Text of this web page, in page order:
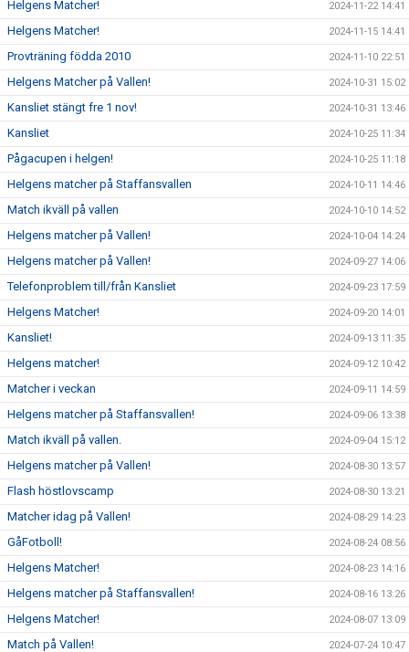
Helgens Matcher! 2024-11-22 14:41
Helgens Matcher! 2024-11-15 14:41
Provträning födda 2010 2024-11-10 22:51
Helgens Matcher på Vallen! 2024-10-31 15:02
Kansliet stängt fre 1 nov! 2024-10-31 13:46
Kansliet 2024-10-25 11:34
Pågacupen i helgen! 2024-10-25 11:18
Helgens matcher på Staffansvallen 2024-10-11 14:46
Match ikväll på vallen 2024-10-10 14:52
Helgens matcher på Vallen! 2024-10-04 14:24
Helgens matcher på Vallen! 2024-09-27 14:06
Telefonproblem till/från Kansliet 2024-09-23 17:59
Helgens Matcher! 2024-09-20 14:01
Kansliet! 2024-09-13 11:35
Helgens matcher! 2024-09-12 10:42
Matcher i veckan 2024-09-11 14:59
Helgens matcher på Staffansvallen! 2024-09-06 13:38
Match ikväll på vallen. 2024-09-04 15:12
Helgens matcher på Vallen! 2024-08-30 13:57
Flash höstlovscamp 2024-08-30 13:21
Matcher idag på Vallen! 2024-08-29 14:23
GåFotboll! 2024-08-24 08:56
Helgens Matcher! 2024-08-23 14:16
Helgens matcher på Staffansvallen! 2024-08-16 13:26
Helgens Matcher! 2024-08-07 13:09
Match på Vallen! 2024-07-24 10:47